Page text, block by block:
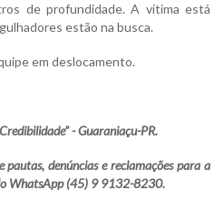
de profundidade. A vítima está
estão na busca.
em deslocamento.
- Guaraniaçu-PR.
pautas, denúncias e reclamações para a
WhatsApp (45) 9 9132-8230.